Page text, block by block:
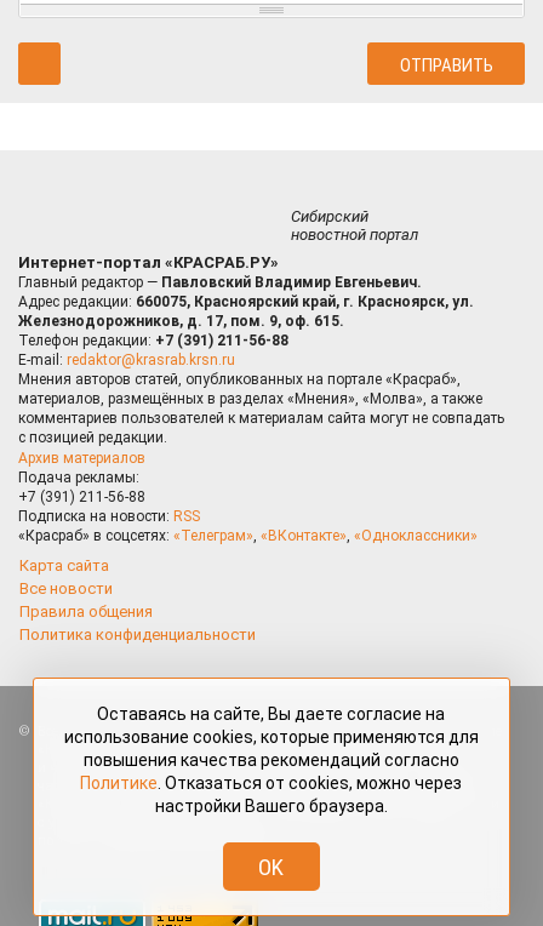
Сибирский
новостной портал
Интернет-портал «КРАСРАБ.РУ»
Главный редактор — Павловский Владимир Евгеньевич.
Адрес редакции: 660075, Красноярский край, г. Красноярск, ул.
Железнодорожников, д. 17, пом. 9, оф. 615.
Телефон редакции: +7 (391) 211-56-88
E-mail: redaktor@krasrab.krsn.ru
Мнения авторов статей, опубликованных на портале «Красраб»,
материалов, размещённых в разделах «Мнения», «Молва», а также
комментариев пользователей к материалам сайта могут не совпадать
с позицией редакции.
Архив материалов
Подача рекламы:
+7 (391) 211-56-88
Подписка на новости: RSS
«Красраб» в соцсетях: «Телеграм», «ВКонтакте», «Одноклассники»
Карта сайта
Все новости
Правила общения
Политика конфиденциальности
Все права защищены. Любые материалы, размещённые на портале
«Красраб.ру» сотрудниками редакции, нештатными авторами
и читателями, являются объектами авторского права. Полное или
частичное использование материалов, размещённых на портале
«Красраб.ру», допускается только с письменного согласия редакции
redaktor@krasrab.krsn.ru.
Оставаясь на сайте, Вы даете согласие на
использование cookies, которые применяются для
повышения качества рекомендаций согласно
Политике . Отказаться от cookies, можно через
настройки Вашего браузера.
OK